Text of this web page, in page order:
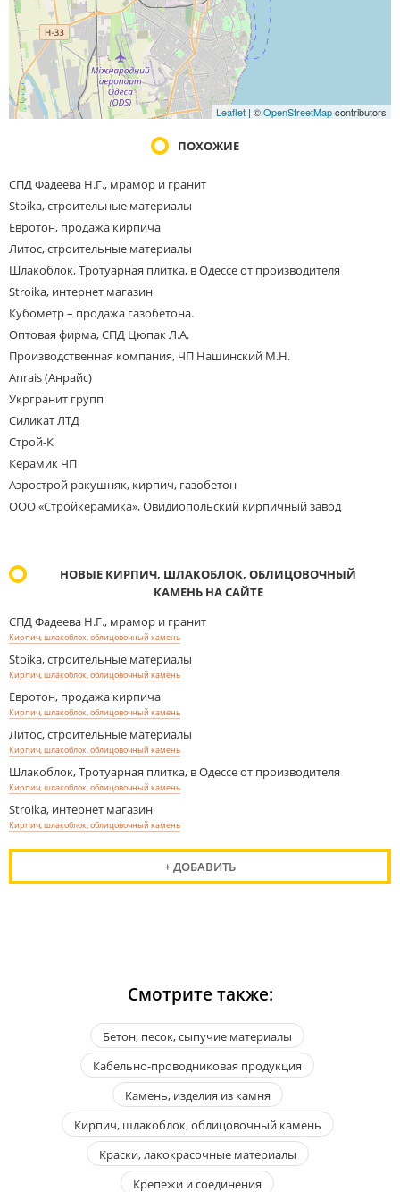
Leaflet | ©OpenStreetMapcontributors
ПОХОЖИЕ
СПД Фадеева Н.Г., мрамор и гранит
Stoika, строительные материалы
Евротон, продажа кирпича
Литос, строительные материалы
Шлакоблок, Тротуарная плитка, в Одессе от производителя
Stroika, интернет магазин
Кубометр – продажа газобетона.
Оптовая фирма, СПД Цюпак Л.А.
Производственная компания, ЧП Нашинский М.Н.
Anrais (Анрайс)
Укргранит групп
Силикат ЛТД
Строй-К
Керамик ЧП
Аэрострой ракушняк, кирпич, газобетон
ООО «Стройкерамика», Овидиопольский кирпичный завод
НОВЫЕ КИРПИЧ, ШЛАКОБЛОК, ОБЛИЦОВОЧНЫЙ
КАМЕНЬ НА САЙТЕ
СПД Фадеева Н.Г., мрамор и гранит
Кирпич, шлакоблок, облицовочный камень
Stoika, строительные материалы
Кирпич, шлакоблок, облицовочный камень
Евротон, продажа кирпича
Кирпич, шлакоблок, облицовочный камень
Литос, строительные материалы
Кирпич, шлакоблок, облицовочный камень
Шлакоблок, Тротуарная плитка, в Одессе от производителя
Кирпич, шлакоблок, облицовочный камень
Stroika, интернет магазин
Кирпич, шлакоблок, облицовочный камень
+ ДОБАВИТЬ
Смотрите также:
Бетон, песок, сыпучие материалы
Кабельно-проводниковая продукция
Камень, изделия из камня
Кирпич, шлакоблок, облицовочный камень
Краски, лакокрасочные материалы
Крепежи и соединения